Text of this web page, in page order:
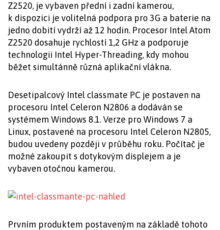
Z2520, je vybaven přední i zadní kamerou,
k dispozici je volitelná podpora pro 3G a baterie na
jedno dobití vydrží až 12 hodin. Procesor Intel Atom
Z2520 dosahuje rychlostí 1,2 GHz a podporuje
technologii Intel Hyper-Threading, kdy mohou
běžet simultánně různá aplikační vlákna.
Desetipalcový Intel classmate PC je postaven na
procesoru Intel Celeron N2806 a dodáván se
systémem Windows 8.1. Verze pro Windows 7 a
Linux, postavené na procesoru Intel Celeron N2805,
budou uvedeny později v průběhu roku. Počítač je
možné zakoupit s dotykovým displejem a je
vybaven otočnou kamerou.
Prvním produktem postaveným na základě tohoto